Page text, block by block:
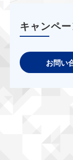
キャンペ
お問い